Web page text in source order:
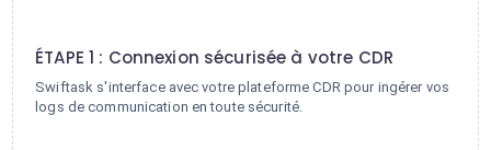
ÉTAPE 1 : Connexion sécurisée à votre CDR
Swiftask s'interface avec votre plateforme CDR pour ingérer vos
logs de communication en toute sécurité.